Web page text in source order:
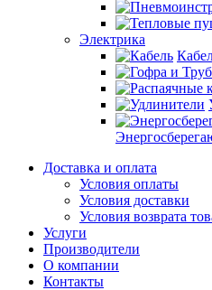
Электрика
Доставка и оплата
Условия оплаты
Условия доставки
Условия возврата
Услуги
Производители
О компании
Контакты